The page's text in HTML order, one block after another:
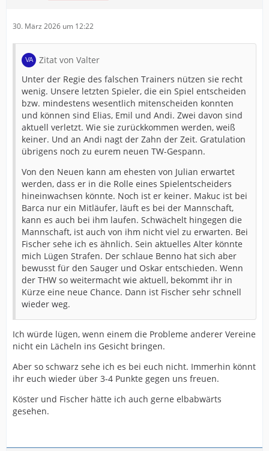
30. März 2026 um 12:22
Zitat von Valter
Unter der Regie des falschen Trainers nützen sie recht
wenig. Unsere letzten Spieler, die ein Spiel entscheiden
bzw. mindestens wesentlich mitenscheiden konnten
und können sind Elias, Emil und Andi. Zwei davon sind
aktuell verletzt. Wie sie zurückkommen werden, weiß
keiner. Und an Andi nagt der Zahn der Zeit. Gratulation
übrigens noch zu eurem neuen TW-Gespann.
Von den Neuen kann am ehesten von Julian erwartet
werden, dass er in die Rolle eines Spielentscheiders
hineinwachsen könnte. Noch ist er keiner. Makuc ist bei
Barca nur ein Mitläufer, läuft es bei der Mannschaft,
kann es auch bei ihm laufen. Schwächelt hingegen die
Mannschaft, ist auch von ihm nicht viel zu erwarten. Bei
Fischer sehe ich es ähnlich. Sein aktuelles Alter könnte
mich Lügen Strafen. Der schlaue Benno hat sich aber
bewusst für den Sauger und Oskar entschieden. Wenn
der THW so weitermacht wie aktuell, bekommt ihr in
Kürze eine neue Chance. Dann ist Fischer sehr schnell
wieder weg.
Ich würde lügen, wenn einem die Probleme anderer Vereine
nicht ein Lächeln ins Gesicht bringen.
Aber so schwarz sehe ich es bei euch nicht. Immerhin könnt
ihr euch wieder über 3-4 Punkte gegen uns freuen.
Köster und Fischer hätte ich auch gerne elbabwärts
gesehen.